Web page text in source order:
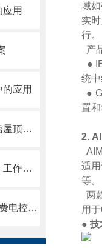
用
应用
分布式光伏运维平台在公益场馆屋顶光伏发电系统的应用分析
导轨式三相四线无线智能电表，工作原理与日常维护指南
AcrelCloud-3100高校宿舍预付费电控系统
域
实
行。
产
●
统
●
置
2.
适
等。
两
用
● 技